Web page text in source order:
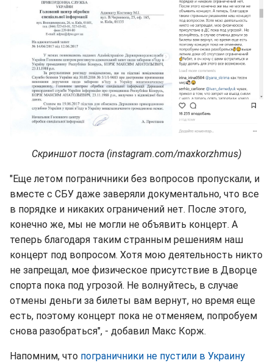
Скриншот поста (instagram.com/maxkorzhmus)
"Еще летом пограничники без вопросов пропускали, и
вместе с СБУ даже заверяли документально, что все
в порядке и никаких ограничений нет. После этого,
конечно же, мы не могли не объявить концерт. А
теперь благодаря таким странным решениям наш
концерт под вопросом. Хотя мою деятельность никто
не запрещал, мое физическое присутствие в Дворце
спорта пока под угрозой. Не волнуйтесь, в случае
отмены деньги за билеты вам вернут, но время еще
есть, поэтому концерт пока не отменяем, попробуем
снова разобраться", - добавил Макс Корж.
Напомним, что пограничники не пустили в Украину